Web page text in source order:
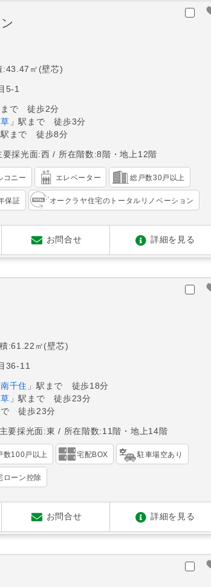
:43.47㎡(壁芯)
5-1
まで 徒歩2分
」駅まで 徒歩3分
駅まで 徒歩8分
要採光面:西 所在階数:8階・地上12階
コニー エレベーター 総戸数30戸以上
保証 オークラヤ住宅のトータルリノベーション
お問合せ 詳細を見る
:61.22㎡(壁芯)
36-11
南千住 」駅まで 徒歩18分
」駅まで 徒歩23分
で 徒歩23分
主要採光面:東 所在階数:11階・地上14階
数100戸以上 宅配BOX 駐車場空あり
ローン控除
お問合せ 詳細を見る